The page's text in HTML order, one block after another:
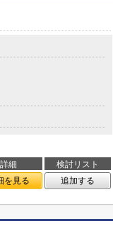
詳細
検討リスト
を見る 追加する